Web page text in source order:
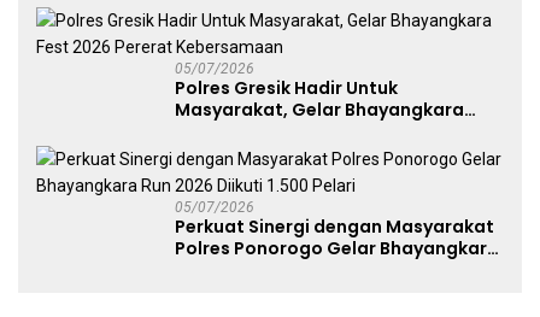
Dekranasda Gerakan Ekonomi Lokal
05/07/2026
Polres Gresik Hadir Untuk
Masyarakat, Gelar Bhayangkara
05/07/2026
Perkuat Sinergi dengan Masyarakat
Polres Ponorogo Gelar Bhayangkara